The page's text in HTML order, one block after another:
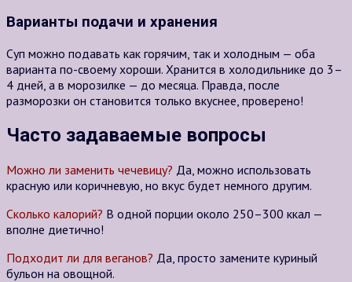
Варианты подачи и хранения
Суп можно подавать как горячим, так и холодным — оба
варианта по-своему хороши. Хранится в холодильнике до 3–
4 дней, а в морозилке — до месяца. Правда, после
разморозки он становится только вкуснее, проверено!
Часто задаваемые вопросы
Можно ли заменить чечевицу? Да, можно использовать
красную или коричневую, но вкус будет немного другим.
Сколько калорий? В одной порции около 250–300 ккал —
вполне диетично!
Подходит ли для веганов? Да, просто замените куриный
бульон на овощной.